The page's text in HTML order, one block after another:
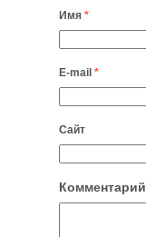
Имя *
E-mail *
Сайт
Комментарий